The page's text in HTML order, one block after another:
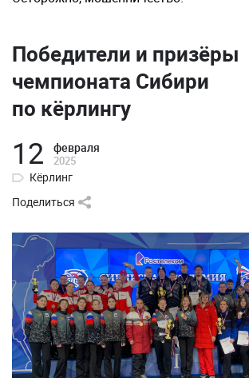
Победители и призёры
чемпионата Сибири
по кёрлингу
12 февраля
2025
Кёрлинг
Поделиться